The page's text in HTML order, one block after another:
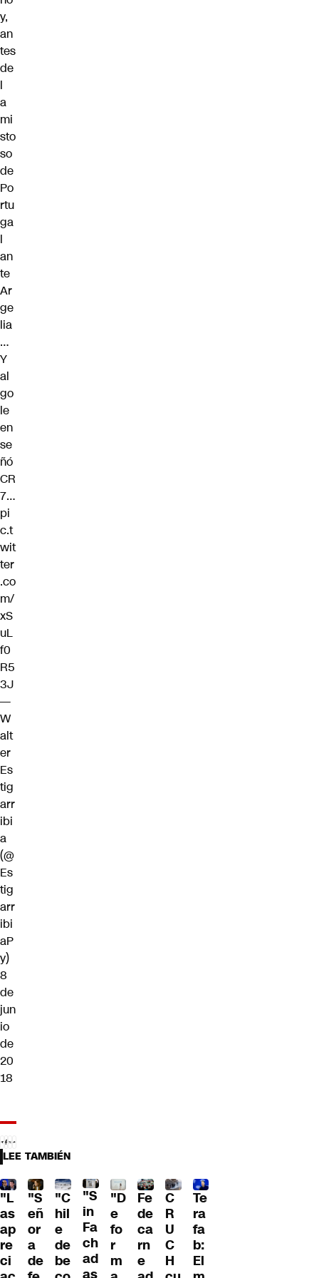
y,
an
tes
de
l
a
mi
sto
so
de
Po
rtu
ga
l
an
te
Ar
ge
lia
…
Y
al
go
le
en
se
ñó
CR
7…
pi
c.t
wit
ter
.co
m/
xS
uL
f0
R5
3J
—
W
alt
er
Es
tig
arr
ibi
a
(@
Es
tig
arr
ibi
aP
y)
8
de
jun
io
de
20
18
LEE TAMBIÉN
"L
as
ap
re
ci
"S
eñ
or
a
de
"C
hil
e
de
be
"S
in
Fa
ch
ad
"D
e
fo
r
m
Fe
de
ca
rn
e
C
R
U
C
H
Te
ra
fa
b:
El